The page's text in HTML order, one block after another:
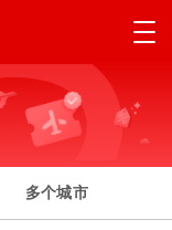
多个城市